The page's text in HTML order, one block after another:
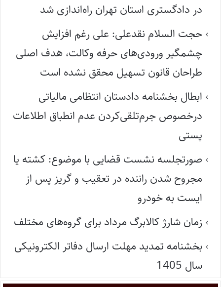
در دادگستری استان تهران راه‌اندازی شد
حجت السلام نقدعلی: علی رغم افزایش
چشمگیر ورودی‌های حرفه وکالت، هدف اصلی
طراحان قانون تسهیل محقق نشده است
ابطال بخشنامه دادستان انتظامی مالیاتی
درخصوص جرم‌تلقی‌کردن عدم انطباق اطلاعات
پستی
صورتجلسه نشست قضایی با موضوع: کشته یا
مجروح شدن راننده در تعقیب و گریز پس از
ایست به خودرو
زمان شارژ کالابرگ مرداد برای گروه‌های مختلف
بخشنامه تمدید مهلت ارسال دفاتر الکترونیکی
سال 1405